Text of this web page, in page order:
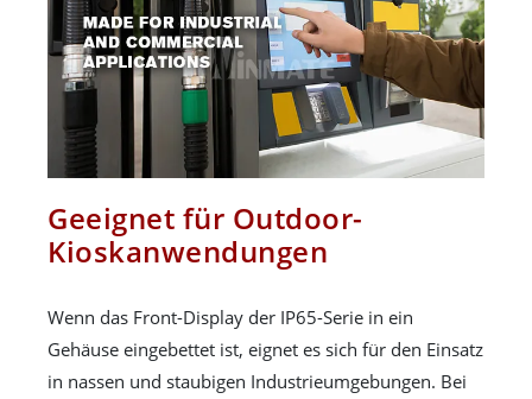
Geeignet für Outdoor-
Kioskanwendungen
Wenn das Front-Display der IP65-Serie in ein
Gehäuse eingebettet ist, eignet es sich für den Einsatz
in nassen und staubigen Industrieumgebungen. Bei